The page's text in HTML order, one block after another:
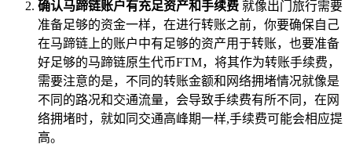
确认马蹄链账户有充足资产和手续费 就像出门旅行需要
准备足够的资金一样，在进行转账之前，你要确保自己
在马蹄链上的账户中有足够的资产用于转账，也要准备
好足够的马蹄链原生代币FTM，将其作为转账手续费，
需要注意的是，不同的转账金额和网络拥堵情况就像是
不同的路况和交通流量，会导致手续费有所不同，在网
络拥堵时，就如同交通高峰期一样,手续费可能会相应提
高。